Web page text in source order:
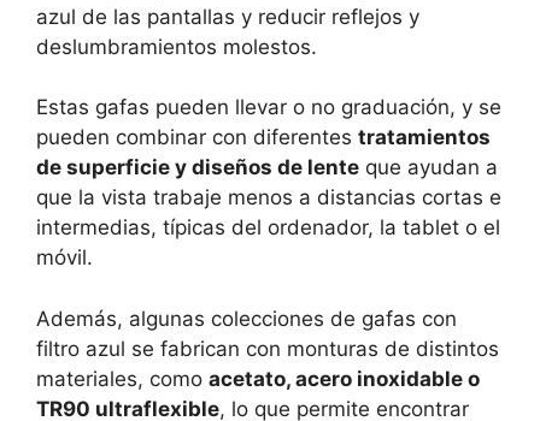
azul de las pantallas y reducir reflejos y
deslumbramientos molestos.
Estas gafas pueden llevar o no graduación, y se
pueden combinar con diferentes tratamientos
de superficie y diseños de lente que ayudan a
que la vista trabaje menos a distancias cortas e
intermedias, típicas del ordenador, la tablet o el
móvil.
Además, algunas colecciones de gafas con
filtro azul se fabrican con monturas de distintos
materiales, como acetato, acero inoxidable o
TR90 ultraflexible, lo que permite encontrar